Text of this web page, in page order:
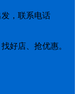
，联系电话
好店、抢优惠。